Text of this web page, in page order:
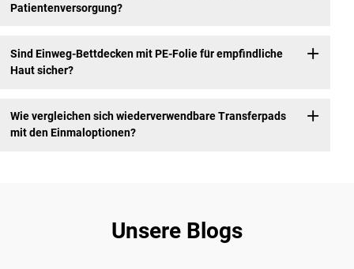
Patientenversorgung?
Sind Einweg-Bettdecken mit PE-Folie für empfindliche
Haut sicher?
Wie vergleichen sich wiederverwendbare Transferpads
mit den Einmaloptionen?
Unsere Blogs